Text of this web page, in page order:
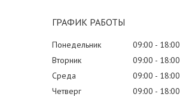
ГРАФИК РАБОТЫ
Понедельник 09:00
18:00
Вторник
09:00
18:00
Среда
09:00
18:00
Четверг
09:00
18:00